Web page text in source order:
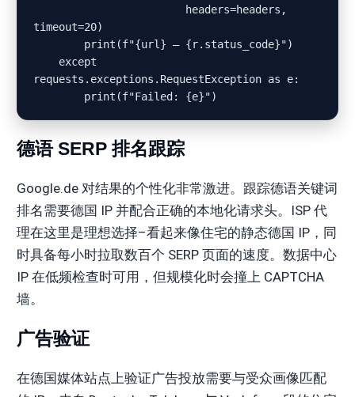
timeout=20)
requests.exceptions.RequestException as e:
德语 SERP 排名跟踪
Google.de 对结果的个性化非常激进。跟踪德语关键词
排名需要德国 IP 并配合正确的本地化请求头。ISP 代
理在这里是理想选择–看起来像住宅的静态德国 IP，同
时具备每小时拉取数百个 SERP 页面的速度。数据中心
IP 在低频检查时可用，但规模化时会撞上 CAPTCHA
墙。
广告验证
在德国媒体站点上验证广告投放需要与受众画像匹配